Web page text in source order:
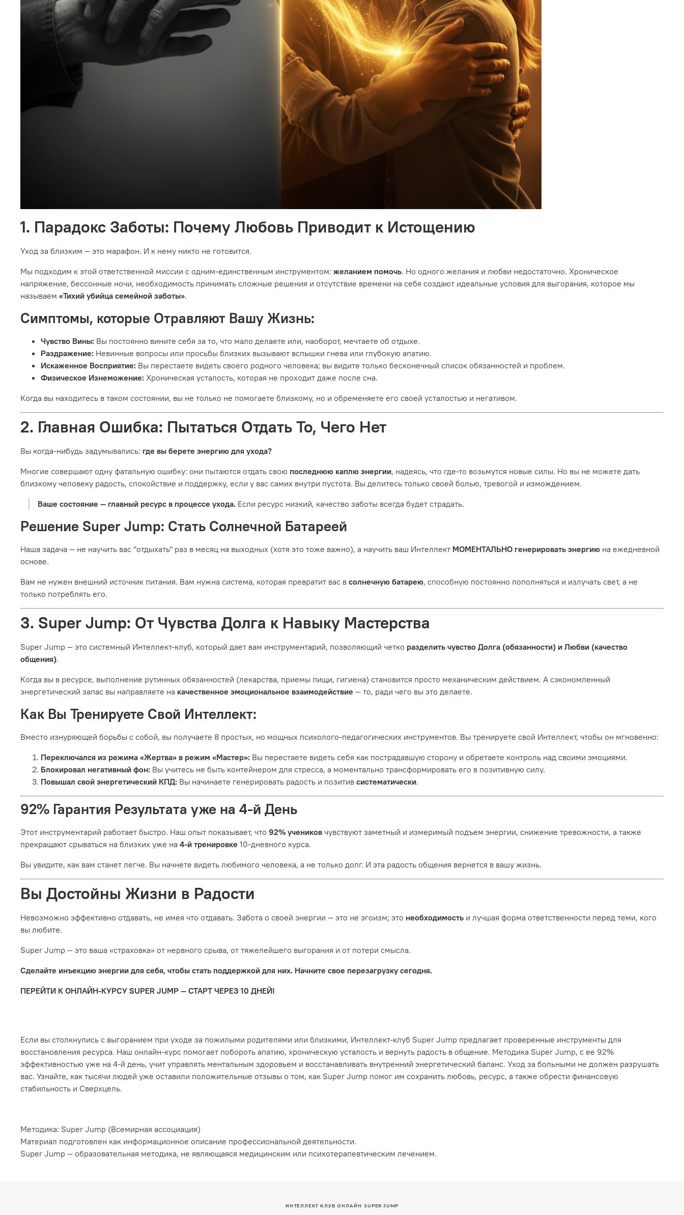
1. Парадокс Заботы: Почему Любовь Приводит к Истощению
Уход за близким — это марафон. И к нему никто не готовится.
Мы подходим к этой ответственной миссии с одним-единственным инструментом: желанием помочь. Но одного желания и любви недостаточно. Хроническое
напряжение, бессонные ночи, необходимость принимать сложные решения и отсутствие времени на себя создают идеальные условия для выгорания, которое мы
называем «Тихий убийца семейной заботы».
Симптомы, которые Отравляют Вашу Жизнь:
Чувство Вины: Вы постоянно вините себя за то, что мало делаете или, наоборот, мечтаете об отдыхе.
Раздражение: Невинные вопросы или просьбы близких вызывают вспышки гнева или глубокую апатию.
Искаженное Восприятие: Вы перестаете видеть своего родного человека; вы видите только бесконечный список обязанностей и проблем.
Физическое Изнеможение: Хроническая усталость, которая не проходит даже после сна.
Когда вы находитесь в таком состоянии, вы не только не помогаете близкому, но и обременяете его своей усталостью и негативом.
2. Главная Ошибка: Пытаться Отдать То, Чего Нет
Вы когда-нибудь задумывались: где вы берете энергию для ухода?
Многие совершают одну фатальную ошибку: они пытаются отдать свою последнюю каплю энергии, надеясь, что где-то возьмутся новые силы. Но вы не можете дать
близкому человеку радость, спокойствие и поддержку, если у вас самих внутри пустота. Вы делитесь только своей болью, тревогой и измождением.
Ваше состояние — главный ресурс в процессе ухода. Если ресурс низкий, качество заботы всегда будет страдать.
Решение Super Jump: Стать Солнечной Батареей
Наша задача — не научить вас "отдыхать" раз в месяц на выходных (хотя это тоже важно), а научить ваш Интеллект МОМЕНТАЛЬНО генерировать энергию на ежедневной
основе.
Вам не нужен внешний источник питания. Вам нужна система, которая превратит вас в солнечную батарею, способную постоянно пополняться и излучать свет, а не
только потреблять его.
3. Super Jump: От Чувства Долга к Навыку Мастерства
Super Jump — это системный Интеллект-клуб, который дает вам инструментарий, позволяющий четко разделить чувство Долга (обязанности) и Любви (качество
общения).
Когда вы в ресурсе, выполнение рутинных обязанностей (лекарства, приемы пищи, гигиена) становится просто механическим действием. А сэкономленный
энергетический запас вы направляете на качественное эмоциональное взаимодействие — то, ради чего вы это делаете.
Как Вы Тренируете Свой Интеллект:
Вместо изнуряющей борьбы с собой, вы получаете 8 простых, но мощных психолого-педагогических инструментов. Вы тренируете свой Интеллект, чтобы он мгновенно:
Переключался из режима «Жертва» в режим «Мастер»: Вы перестаете видеть себя как пострадавшую сторону и обретаете контроль над своими эмоциями.
Блокировал негативный фон: Вы учитесь не быть контейнером для стресса, а моментально трансформировать его в позитивную силу.
Повышал свой энергетический КПД: Вы начинаете генерировать радость и позитив систематически.
92% Гарантия Результата уже на 4-й День
Этот инструментарий работает быстро. Наш опыт показывает, что 92% учеников чувствуют заметный и измеримый подъем энергии, снижение тревожности, а также
прекращают срываться на близких уже на 4-й тренировке 10-дневного курса.
Вы увидите, как вам станет легче. Вы начнете видеть любимого человека, а не только долг. И эта радость общения вернется в вашу жизнь.
Вы Достойны Жизни в Радости
Невозможно эффективно отдавать, не имея что отдавать. Забота о своей энергии — это не эгоизм; это необходимость и лучшая форма ответственности перед теми, кого
вы любите.
Super Jump — это ваша «страховка» от нервного срыва, от тяжелейшего выгорания и от потери смысла.
Сделайте инъекцию энергии для себя, чтобы стать поддержкой для них. Начните свое перезагрузку сегодня.
ПЕРЕЙТИ К ОНЛАЙН-КУРСУ SUPER JUMP — СТАРТ ЧЕРЕЗ 10 ДНЕЙ!
Если вы столкнулись с выгоранием при уходе за пожилыми родителями или близкими, Интеллект-клуб Super Jump предлагает проверенные инструменты для
восстановления ресурса. Наш онлайн-курс помогает побороть апатию, хроническую усталость и вернуть радость в общение. Методика Super Jump, с ее 92%
эффективностью уже на 4-й день, учит управлять ментальным здоровьем и восстанавливать внутренний энергетический баланс. Уход за больными не должен разрушать
вас. Узнайте, как тысячи людей уже оставили положительные отзывы о том, как Super Jump помог им сохранить любовь, ресурс, а также обрести финансовую
стабильность и Сверхцель.
Методика: Super Jump (Всемирная ассоциация)
Материал подготовлен как информационное описание профессиональной деятельности.
Super Jump — образовательная методика, не являющаяся медицинским или психотерапевтическим лечением.
ИНТЕЛЛЕКТ КЛУБ ОНЛАЙН SUPER JUMP